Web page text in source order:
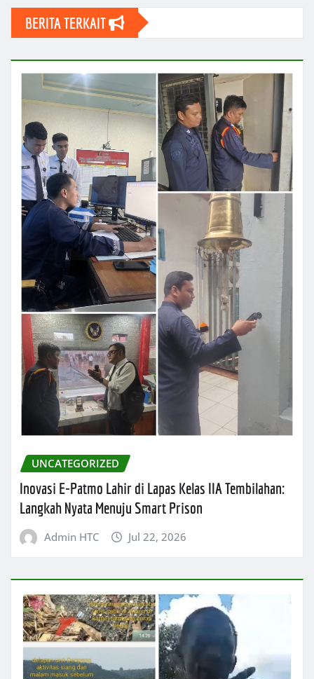
BERITA TERKAIT
UNCATEGORIZED
Inovasi E-Patmo Lahir di Lapas Kelas IIA Tembilahan:
Langkah Nyata Menuju Smart Prison
Admin HTC Jul 22, 2026